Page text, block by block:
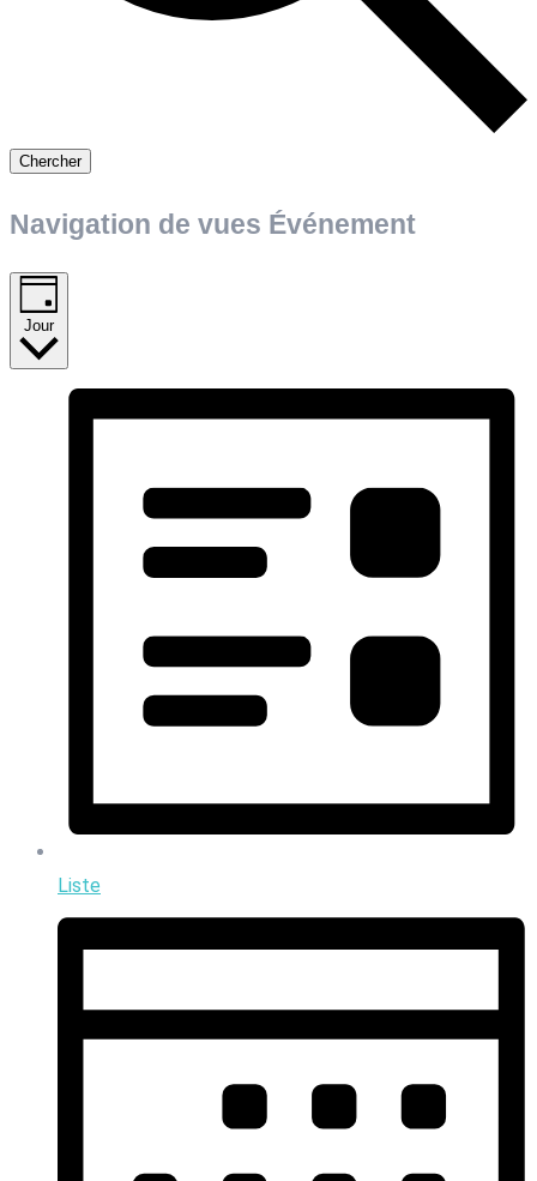
Chercher
Navigation de vues Événement
Jour
Liste